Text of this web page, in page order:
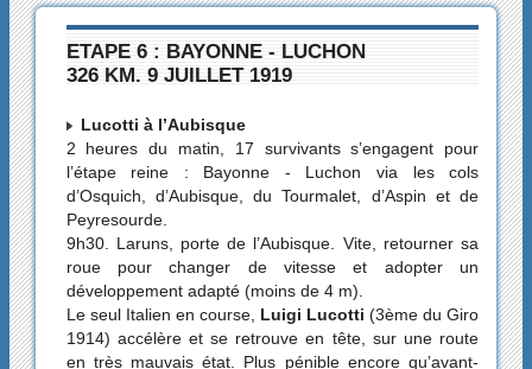
ETAPE 6 : BAYONNE - LUCHON
326 KM. 9 JUILLET 1919
Lucotti à l’Aubisque
2 heures du matin, 17 survivants s’engagent pour
l’étape reine : Bayonne - Luchon via les cols
d’Osquich, d’Aubisque, du Tourmalet, d’Aspin et de
Peyresourde.
9h30. Laruns, porte de l’Aubisque. Vite, retourner sa
roue pour changer de vitesse et adopter un
développement adapté (moins de 4 m).
Le seul Italien en course, Luigi Lucotti (3ème du Giro
1914) accélère et se retrouve en tête, sur une route
en très mauvais état. Plus pénible encore qu’avant-